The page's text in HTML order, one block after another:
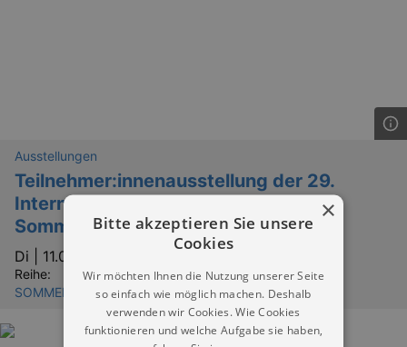
Ausstellungen
Teilnehmer:innenausstellung der 29.
Internationalen Dresdner
Sommerakademie
Di | 11.08.2026 | 16:00
Reihe:
SOMMERFERIEN IN DRESDEN & UMGEBUNG
×
Bitte akzeptieren Sie unsere
Cookies
Wir möchten Ihnen die Nutzung unserer Seite
so einfach wie möglich machen. Deshalb
verwenden wir Cookies. Wie Cookies
funktionieren und welche Aufgabe sie haben,